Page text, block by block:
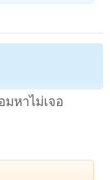
หาไม่เจอ